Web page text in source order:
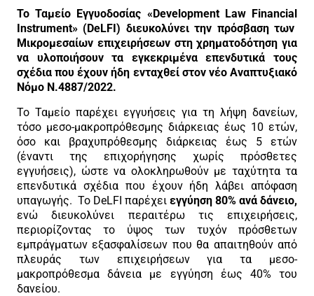
Το Ταμείο Εγγυοδοσίας «Development Law Financial
Instrument» (DeLFI) διευκολύνει την πρόσβαση των
Μικρομεσαίων επιχειρήσεων στη χρηματοδότηση για
να υλοποιήσουν τα εγκεκριμένα επενδυτικά τους
σχέδια που έχουν ήδη ενταχθεί στον νέο Αναπτυξιακό
Νόμο N.4887/2022.
Το Ταμείο παρέχει εγγυήσεις για τη λήψη δανείων,
τόσο μεσο-μακροπρόθεσμης διάρκειας έως 10 ετών,
όσο και βραχυπρόθεσμης διάρκειας έως 5 ετών
(έναντι της επιχορήγησης χωρίς πρόσθετες
εγγυήσεις), ώστε να ολοκληρωθούν με ταχύτητα τα
επενδυτικά σχέδια που έχουν ήδη λάβει απόφαση
υπαγωγής. Το DeLFI παρέχει εγγύηση 80% ανά δάνειο,
ενώ διευκολύνει περαιτέρω τις επιχειρήσεις,
περιορίζοντας το ύψος των τυχόν πρόσθετων
εμπράγματων εξασφαλίσεων που θα απαιτηθούν από
πλευράς των επιχειρήσεων για τα μεσο-
μακροπρόθεσμα δάνεια με εγγύηση έως 40% του
δανείου.